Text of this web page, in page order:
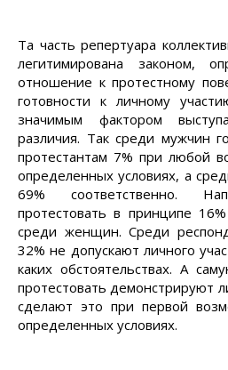
Та часть репертуара
легитимирована законом,
отношение к протестному
готовности к личному
значимым фактором
различия. Так среди мужчин
протестантам 7% при любой
определенных условиях, а
69% соответственно.
протестовать в принципе
среди женщин. Среди
32% не допускают личного
каких обстоятельствах. А
протестовать демонстрируют
сделают это при первой
определенных условиях.